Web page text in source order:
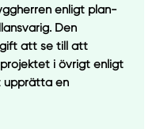
enligt plan-
Den
att se till att
i övrigt enligt
upprätta en